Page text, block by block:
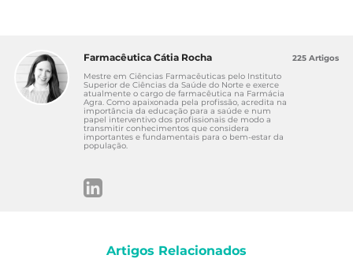
Farmacêutica Cátia Rocha
Mestre em Ciências Farmacêuticas pelo Instituto
Superior de Ciências da Saúde do Norte e exerce
atualmente o cargo de farmacêutica na Farmácia
Agra. Como apaixonada pela profissão, acredita na
importância da educação para a saúde e num
papel interventivo dos profissionais de modo a
transmitir conhecimentos que considera
importantes e fundamentais para o bem-estar da
população.
225 Artigos
Artigos Relacionados